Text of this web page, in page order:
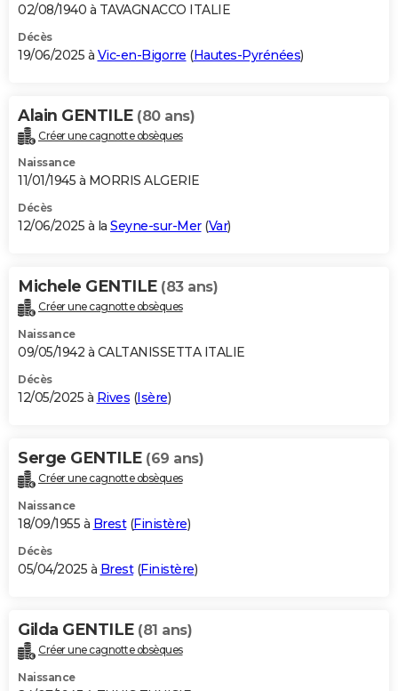
02/08/1940 à TAVAGNACCO ITALIE
Décès
19/06/2025 à Vic-en-Bigorre (Hautes-Pyrénées)
Alain GENTILE (80 ans)
Créer une cagnotte obsèques
Naissance
11/01/1945 à MORRIS ALGERIE
Décès
12/06/2025 à la Seyne-sur-Mer(Var)
Michele GENTILE (83 ans)
Créer une cagnotte obsèques
Naissance
09/05/1942 à CALTANISSETTA ITALIE
Décès
12/05/2025 à Rives (Isère)
Serge GENTILE (69 ans)
Créer une cagnotte obsèques
Naissance
18/09/1955 à Brest(Finistère)
Décès
05/04/2025 à Brest(Finistère)
Gilda GENTILE (81 ans)
Créer une cagnotte obsèques
Naissance